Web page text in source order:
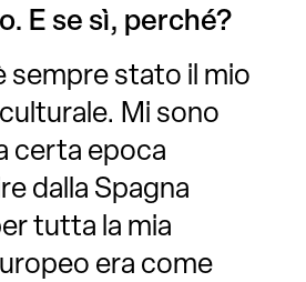
E se sì, perché?
sempre stato il mio
Mi sono
certa epoca
dalla Spagna
tutta la mia
era come